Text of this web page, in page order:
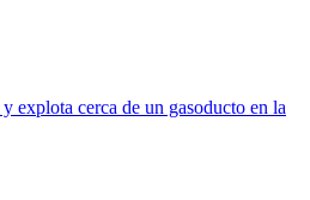
explota cerca de un gasoducto en la